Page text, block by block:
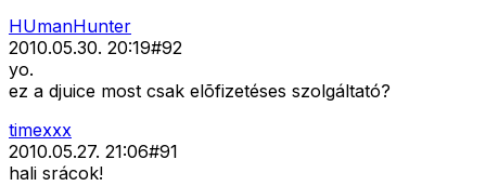
HUmanHunter
2010.05.30. 20:19#92
yo.
ez a djuice most csak elõfizetéses szolgáltató?
timexxx
2010.05.27. 21:06#91
hali srácok!